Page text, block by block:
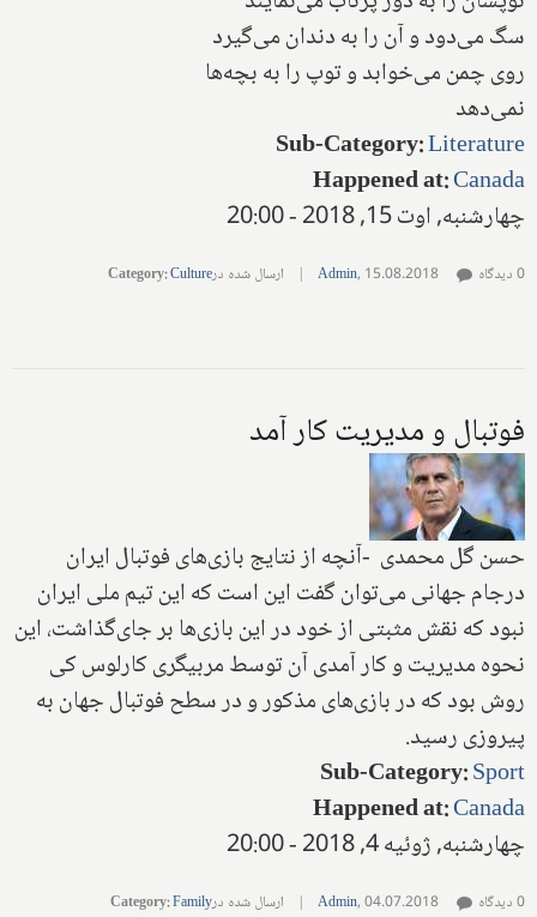
سگ می‌دود و آن را به دندان می‌گیرد
روی چمن می‌خوابد و توپ را به بچه‌ها‌
نمی‌دهد
Sub-Category:Literature
Happened at:Canada
چهارشنبه, اوت 15, 2018 - 20:00
Admin, 15.08.2018
| ارسال شده در Category:Culture 0 دیدگاه
فوتبال و مدیریت کار آمد
حسن گل محمدی‌ -آنچه از نتایج بازی‌های فوتبال ایران
درجام جهانی می‌توان گفت این است که این تیم ملی ایران
نبود که نقش مثبتی از خود در این بازی‌ها بر جا‌ی‌گذاشت، این
نحوه مدیریت و کار آمدی آن توسط مربیگری کارلوس کی
روش بود که در بازی‌های مذکور و در سطح فوتبال جهان به
پیروزی رسید.
Sub-Category:Sport
Happened at:Canada
چهارشنبه, ژوئیه 4, 2018 - 20:00
Admin,04.07.2018
| ارسال شده در Category:Family 0 دیدگاه